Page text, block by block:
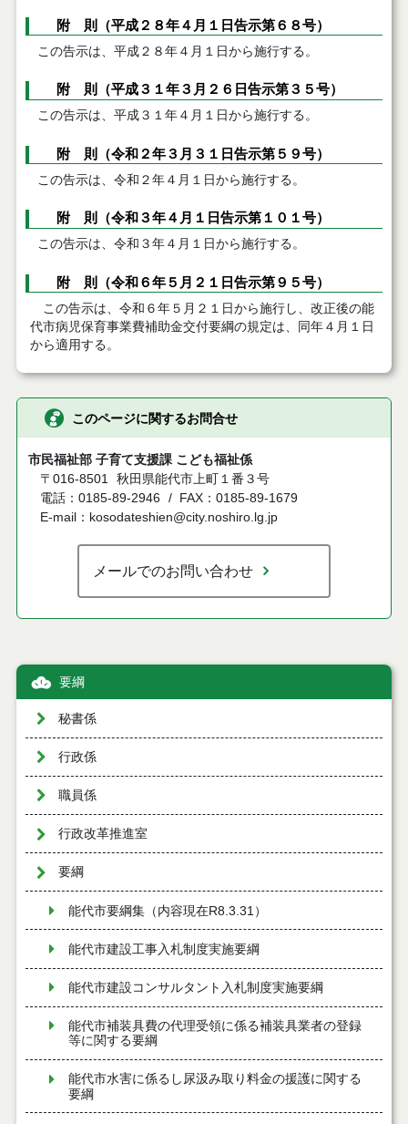
附 則（平成２８年４月１日告示第６８号）
この告示は、平成２８年４月１日から施行する。
附 則（平成３１年３月２６日告示第３５号）
この告示は、平成３１年４月１日から施行する。
附 則（令和２年３月３１日告示第５９号）
この告示は、令和２年４月１日から施行する。
附 則（令和３年４月１日告示第１０１号）
この告示は、令和３年４月１日から施行する。
附 則（令和６年５月２１日告示第９５号）
この告示は、令和６年５月２１日から施行し、改正後の能
代市病児保育事業費補助金交付要綱の規定は、同年４月１日
から適用する。
このページに関するお問合せ
市民福祉部 子育て支援課 こども福祉係
〒016-8501 秋田県能代市上町１番３号
電話：0185-89-2946
FAX：0185-89-1679
E-mail：kosodateshien@city.noshiro.lg.jp
メールでのお問い合わせ
要綱
秘書係
行政係
職員係
行政改革推進室
要綱
能代市要綱集（内容現在R8.3.31）
能代市建設工事入札制度実施要綱
能代市建設コンサルタント入札制度実施要綱
能代市補装具費の代理受領に係る補装具業者の登録
等に関する要綱
能代市水害に係るし尿汲み取り料金の援護に関する
要綱